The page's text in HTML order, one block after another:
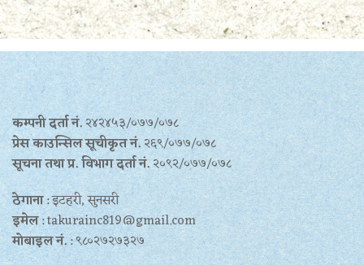
कम्पनी दर्ता नं.२४२४५३/०७७/०७८
प्रेस काउन्सिल सूचीकृत नं.२६९/०७७/०७८
सूचना तथा प्र‍. विभाग दर्ता नं.२०९२/०७७/०७८
ठेगाना: इटहरी, सुनसरी
इमेल: takurainc819@gmail.com
मोबाइल नं.: ९८०२७२७३२७